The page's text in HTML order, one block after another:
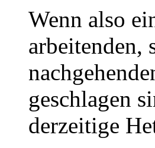
Wenn also
arbeitenden,
geschlagen
derzeitige